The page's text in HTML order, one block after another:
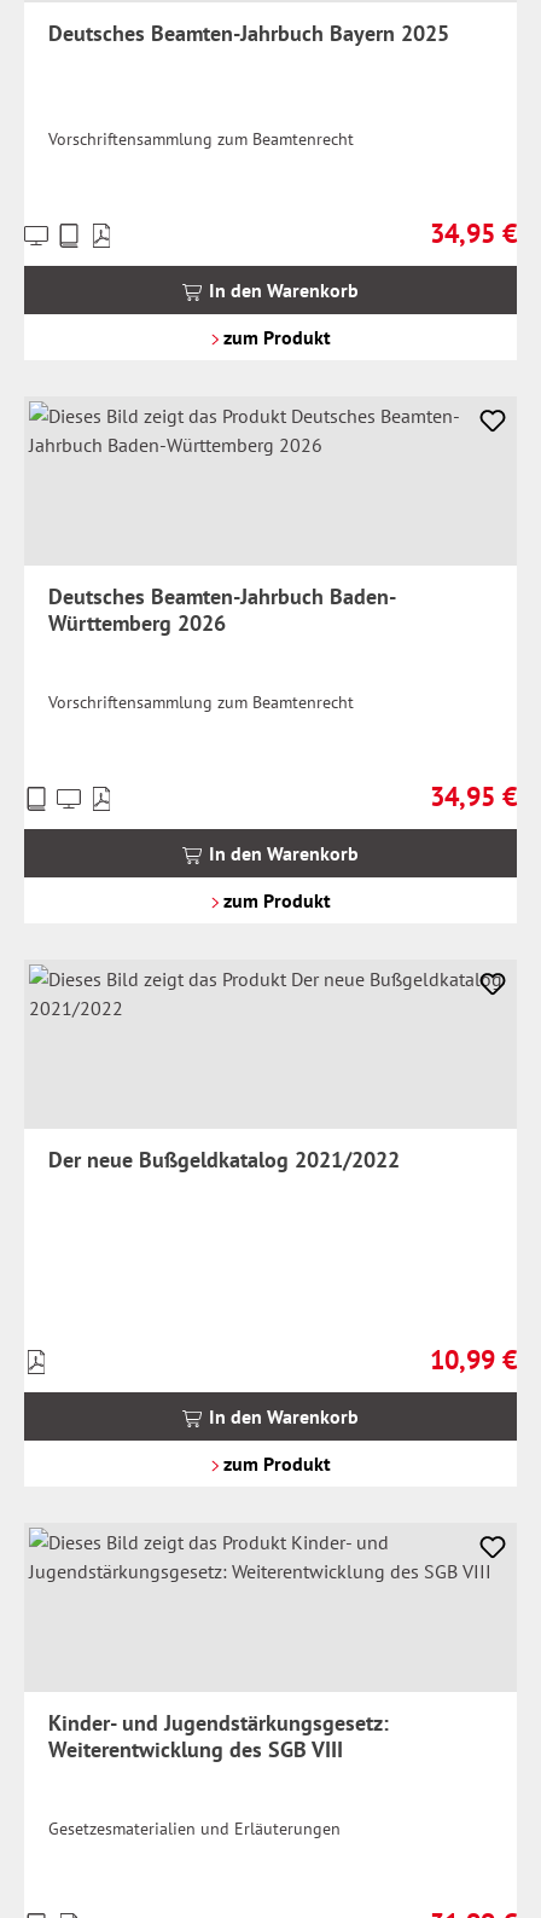
Deutsches Beamten-Jahrbuch Bayern 2025
Vorschriftensammlung zum Beamtenrecht
Regulärer
34,95 €
Preise
In den Warenkorb
zum Produkt
Deutsches Beamten-Jahrbuch Baden-
Württemberg 2026
Vorschriftensammlung zum Beamtenrecht
Regulärer
34,95 €
Preise
inkl.
In den Warenkorb
zum Produkt
Der neue Bußgeldkatalog 2021/2022
Regulärer
10,99 €
Preise
inkl.
In den Warenkorb
zum Produkt
Kinder- und Jugendstärkungsgesetz:
Weiterentwicklung des SGB VIII
Gesetzesmaterialien und Erläuterungen